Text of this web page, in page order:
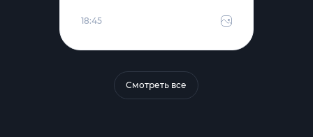
18:45
Смотреть все